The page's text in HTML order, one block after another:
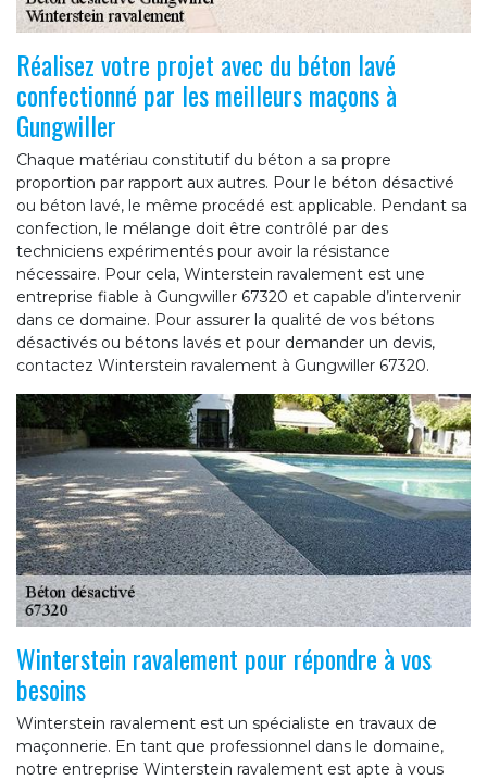
Réalisez votre projet avec du béton lavé
confectionné par les meilleurs maçons à
Gungwiller
Chaque matériau constitutif du béton a sa propre
proportion par rapport aux autres. Pour le béton désactivé
ou béton lavé, le même procédé est applicable. Pendant sa
confection, le mélange doit être contrôlé par des
techniciens expérimentés pour avoir la résistance
nécessaire. Pour cela, Winterstein ravalement est une
entreprise fiable à Gungwiller 67320 et capable d’intervenir
dans ce domaine. Pour assurer la qualité de vos bétons
désactivés ou bétons lavés et pour demander un devis,
contactez Winterstein ravalement à Gungwiller 67320.
Winterstein ravalement pour répondre à vos
besoins
Winterstein ravalement est un spécialiste en travaux de
maçonnerie. En tant que professionnel dans le domaine,
notre entreprise Winterstein ravalement est apte à vous